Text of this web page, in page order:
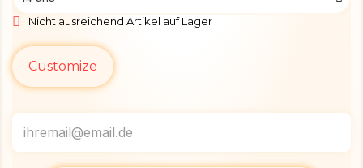
Nicht ausreichend Artikel auf Lager
Customize